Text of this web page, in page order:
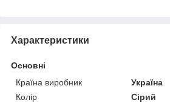
Характеристики
Основні
Країна виробник
Україна
Колір
Сірий